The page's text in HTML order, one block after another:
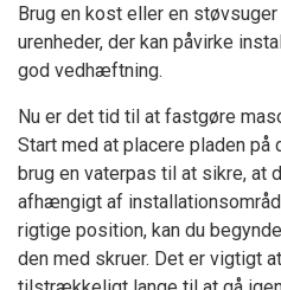
Brug en kost eller en
urenheder, der kan påvirke
god vedhæftning.
Nu er det tid til at fastgøre
Start med at placere pladen på
brug en vaterpas til at sikre, at
afhængigt af
rigtige position, kan du
den med skruer. Det er vigtigt